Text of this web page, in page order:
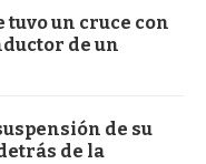
tuvo un cruce con
de un
de su
de la